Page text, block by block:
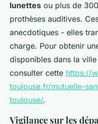
lunettes ou plus de
prothèses auditives.
anecdotiques - elles
charge. Pour obtenir
disponibles dans la
consulter cette https://
toulouse.fr/mutuelle-
toulouse/.
Vigilance sur les